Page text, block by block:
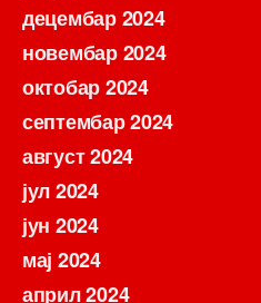
децембар 2024
новембар 2024
октобар 2024
септембар 2024
август 2024
јул 2024
јун 2024
мај 2024
април 2024